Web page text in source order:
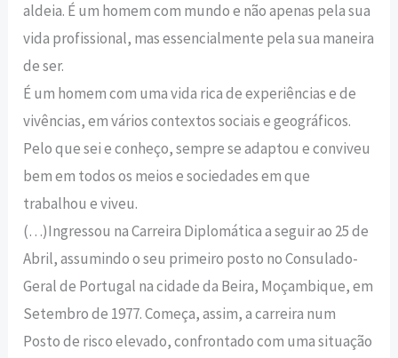
aldeia. É um homem com mundo e não apenas pela sua
vida profissional, mas essencialmente pela sua maneira
de ser.
É um homem com uma vida rica de experiências e de
vivências, em vários contextos sociais e geográficos.
Pelo que sei e conheço, sempre se adaptou e conviveu
bem em todos os meios e sociedades em que
trabalhou e viveu.
(…)Ingressou na Carreira Diplomática a seguir ao 25 de
Abril, assumindo o seu primeiro posto no Consulado-
Geral de Portugal na cidade da Beira, Moçambique, em
Setembro de 1977. Começa, assim, a carreira num
Posto de risco elevado, confrontado com uma situação